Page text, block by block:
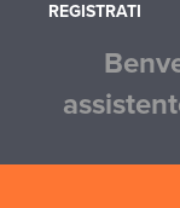
REGISTRATI